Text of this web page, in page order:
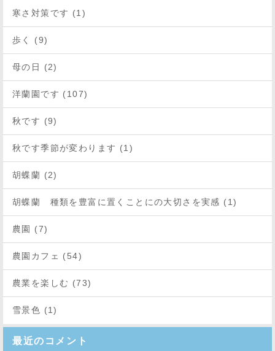
寒さ対策です (1)
歩く (9)
母の日 (2)
洋蘭園です (107)
秋です (9)
秋です季節が変わります (1)
胡蝶蘭 (2)
胡蝶蘭 種類を豊富に置くことにの大切さを実感 (1)
農園 (7)
農園カフェ (54)
農業を楽しむ (73)
雪景色 (1)
最近のコメント